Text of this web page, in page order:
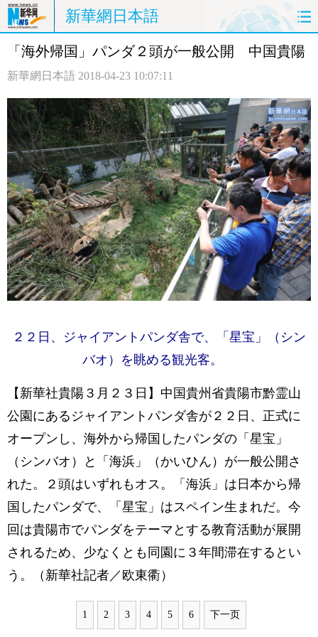
新華網日本語
ホームページ 政治 経済
観光 評論 写真
中日対訳
「海外帰国」パンダ２頭が一般公開 中国貴陽
新華網日本語 2018-04-23 10:07:11
２２日、ジャイアントパンダ舎で、「星宝」（シン
バオ）を眺める観光客。
【新華社貴陽３月２３日】中国貴州省貴陽市黔霊山
公園にあるジャイアントパンダ舎が２２日、正式に
オープンし、海外から帰国したパンダの「星宝」
（シンバオ）と「海浜」（かいひん）が一般公開さ
れた。２頭はいずれもオス。「海浜」は日本から帰
国したパンダで、「星宝」はスペイン生まれだ。今
回は貴陽市でパンダをテーマとする教育活動が展開
されるため、少なくとも同園に３年間滞在するとい
う。（新華社記者／欧東衢）
1 2 3 4 5 6 下一页